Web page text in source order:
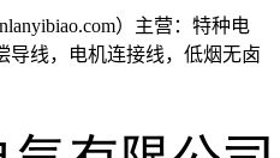
）主营：特种电
导线，电机连接线，低烟无卤